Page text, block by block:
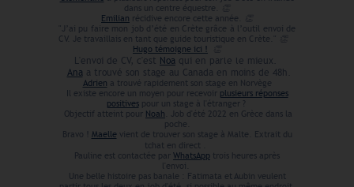
dans un centre équestre.
Emilian récidive encore cette année.
"J’ai pu faire mon job d’été en Crète grâce à l’outil envoi de
CV. Je travaillais en tant que guide touristique en Crète."
Hugo témoigne ici !
L'envoi de CV, c'est Noa qui en parle le mieux.
Anaa trouvé son stage au Canada en moins de 48h.
Adrien a trouvé rapidement son stage en Norvège
Il existe encore un moyen pour recevoir plusieurs réponses
positivespour un stage à l'étranger ?
Objectif atteint pour Noah . Job d'été 2022 en Grèce dans la
poche.
Bravo ! Maellevient de trouver son stage à Malte. Extrait du
tchat en direct .
Pauline est contactée par WhatsApp trois heures après
l'envoi.
Une belle histoire pas banale : Fatimata et Aubin veulent